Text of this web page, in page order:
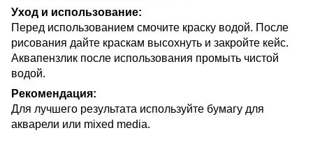
Уход и использование:
Перед использованием смочите краску водой. После
рисования дайте краскам высохнуть и закройте кейс.
Аквапензлик после использования промыть чистой
водой.
Рекомендация:
Для лучшего результата используйте бумагу для
акварели или mixed media.